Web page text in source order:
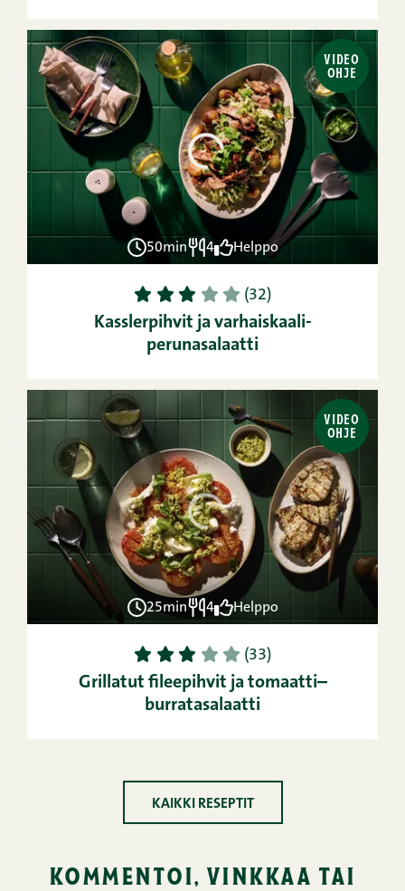
VIDEO
OHJE
50min 4 Helppo
1 2 3 4 5 (32)
Kasslerpihvit ja varhaiskaali-
perunasalaatti
VIDEO
OHJE
25min 4 Helppo
1 2 3 4 5 (33)
Grillatut fileepihvit ja tomaatti–
burratasalaatti
KAIKKI RESEPTIT
kommentoi, vinkkaa tai